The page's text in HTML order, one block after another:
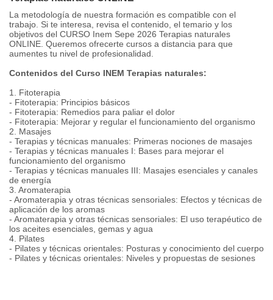
La metodología de nuestra formación es compatible con el
trabajo. Si te interesa, revisa el contenido, el temario y los
objetivos del CURSO Inem Sepe 2026 Terapias naturales
ONLINE. Queremos ofrecerte cursos a distancia para que
aumentes tu nivel de profesionalidad.
Contenidos del Curso INEM Terapias naturales:
1. Fitoterapia
- Fitoterapia: Principios básicos
- Fitoterapia: Remedios para paliar el dolor
- Fitoterapia: Mejorar y regular el funcionamiento del organismo
2. Masajes
- Terapias y técnicas manuales: Primeras nociones de masajes
- Terapias y técnicas manuales I: Bases para mejorar el
funcionamiento del organismo
- Terapias y técnicas manuales III: Masajes esenciales y canales
de energía
3. Aromaterapia
- Aromaterapia y otras técnicas sensoriales: Efectos y técnicas de
aplicación de los aromas
- Aromaterapia y otras técnicas sensoriales: El uso terapéutico de
los aceites esenciales, gemas y agua
4. Pilates
- Pilates y técnicas orientales: Posturas y conocimiento del cuerpo
- Pilates y técnicas orientales: Niveles y propuestas de sesiones